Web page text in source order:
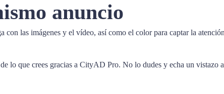
anuncio
las imágenes y el vídeo, así como el color para captar la
lo que crees gracias a CityAD Pro. No lo dudes y echa un vistazo